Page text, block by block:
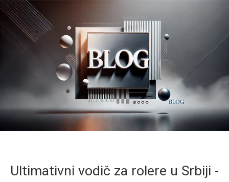
Ultimativni vodič za rolere u Srbiji -